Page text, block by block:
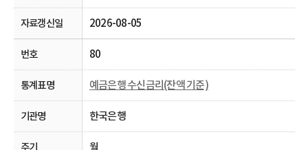
2026-08-05
80
예금은행 수신금리(잔액 기준)
한국은행
월